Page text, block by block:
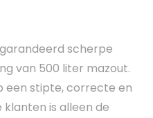
scherpe
van 500 liter mazout.
een stipte, correcte en
klanten is alleen de